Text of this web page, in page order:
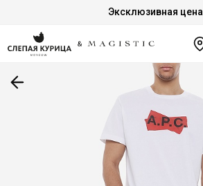
Эксклюзивная цена